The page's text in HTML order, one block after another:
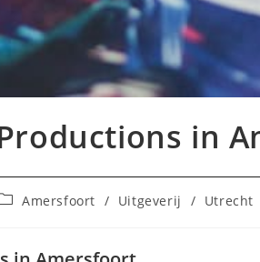
in
Amersfoort / Uitgeverij / Utrecht